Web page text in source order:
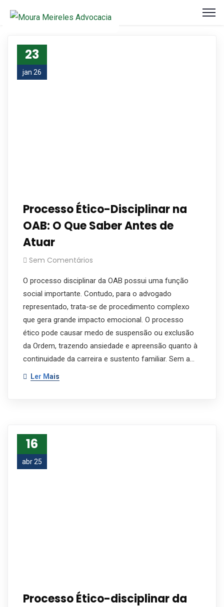
23
jan 26
Processo Ético-Disciplinar na
OAB: O Que Saber Antes de
Atuar
Sem Comentários
O processo disciplinar da OAB possui uma função
social importante. Contudo, para o advogado
representado, trata-se de procedimento complexo
que gera grande impacto emocional. O processo
ético pode causar medo de suspensão ou exclusão
da Ordem, trazendo ansiedade e apreensão quanto à
continuidade da carreira e sustento familiar. Sem a…
Ler Mais
16
abr 25
Processo Ético-disciplinar da